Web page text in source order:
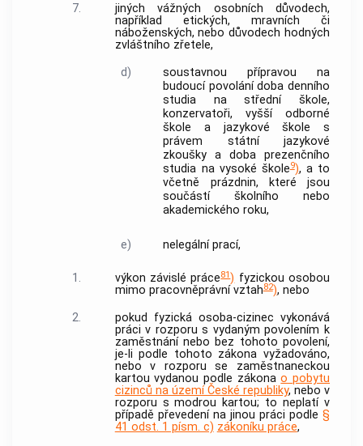
7.
jiných vážných osobních důvodech,
například etických, mravních či
náboženských, nebo důvodech hodných
zvláštního zřetele,
d)
soustavnou přípravou na
budoucí povolánídoba denního
studia na střední škole,
konzervatoři, vyšší odborné
škole a jazykové škole s
právem státní jazykové
zkoušky a doba prezenčního
studia na vysoké škole9), a to
včetně prázdnin, které jsou
součástí školního nebo
akademického roku,
e) nelegální prací,
1. výkon závislé práce81) fyzickou osobou
mimo pracovněprávní vztah82), nebo
2.
pokud fyzická osoba-cizinec vykonává
práci v rozporu s vydaným povolením k
zaměstnání nebo bez tohoto povolení,
je-li podle tohoto zákona vyžadováno,
nebo v rozporu se zaměstnaneckou
kartou vydanou podle zákonao pobytu
cizinců na území České republiky, nebo v
rozporu s modrou kartou; to neplatí v
případě převedení na jinou práci podle §
41 odst. 1 písm. c) zákoníku práce,